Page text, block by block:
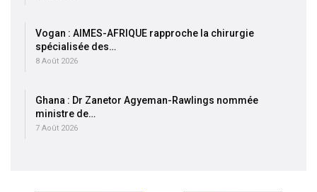
Vogan : AIMES-AFRIQUE rapproche la chirurgie
spécialisée des…
8 Août 2026
Ghana : Dr Zanetor Agyeman-Rawlings nommée
ministre de…
7 Août 2026